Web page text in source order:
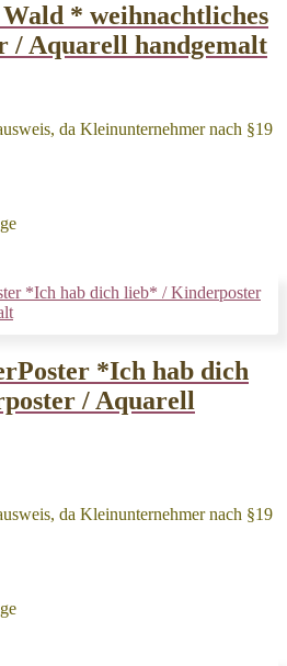
* weihnachtliches
/ Aquarell handgemalt
da Kleinunternehmer nach §19
*Ich hab dich
/ Aquarell
da Kleinunternehmer nach §19